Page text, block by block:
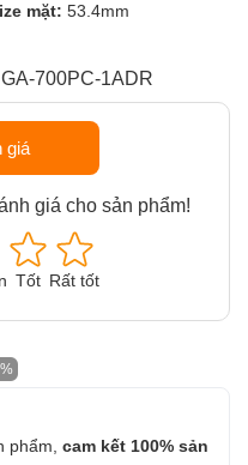
mặt: 53.4mm
700PC-1ADR
giá
giá cho sản phẩm!
Tốt Rất tốt
phẩm, cam kết 100% sản